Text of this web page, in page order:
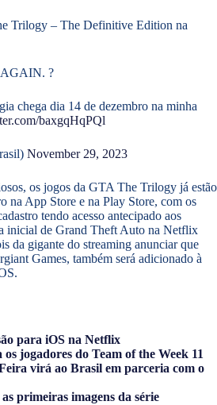
Trilogy – The Definitive Edition na
?
chega dia 14 de dezembro na minha
baxgqHqPQl
November 29, 2023
os jogos da GTA The Trilogy já estão
na App Store e na Play Store, com os
tendo acesso antecipado aos
inicial de Grand Theft Auto na Netflix
da gigante do streaming anunciar que
Games, também será adicionado à
para iOS na Netflix
jogadores do Team of the Week 11
virá ao Brasil em parceria com o
primeiras imagens da série